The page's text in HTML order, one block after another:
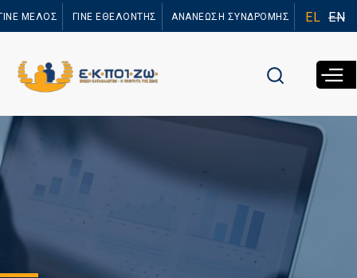
προς το
ΜΕΛΟΣ ΓΙΝΕ ΕΘΕΛΟΝΤΗΣ ΑΝΑΝΕΩΣΗ ΣΥΝΔΡΟΜΗΣ EL EN